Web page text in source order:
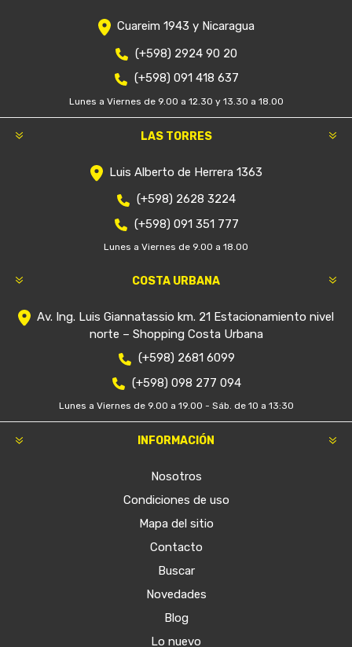
Cuareim 1943 y Nicaragua
(+598) 2924 90 20
(+598) 091 418 637
Lunes a Viernes de 9.00 a 12.30 y 13.30 a 18.00
LAS TORRES
Luis Alberto de Herrera 1363
(+598) 2628 3224
(+598) 091 351 777
Lunes a Viernes de 9.00 a 18.00
COSTA URBANA
Av. Ing. Luis Giannatassio km. 21 Estacionamiento nivel
norte – Shopping Costa Urbana
(+598) 2681 6099
(+598) 098 277 094
Lunes a Viernes de 9.00 a 19.00 - Sáb. de 10 a 13:30
INFORMACIÓN
Nosotros
Condiciones de uso
Mapa del sitio
Contacto
Buscar
Novedades
Blog
Lo nuevo